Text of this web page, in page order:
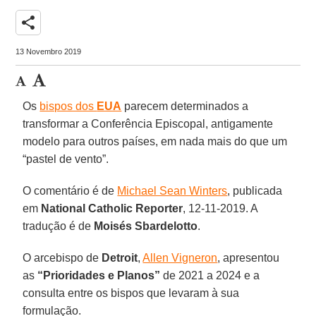
share
13 Novembro 2019
Os bispos dos EUA parecem determinados a
transformar a Conferência Episcopal, antigamente
modelo para outros países, em nada mais do que um
“pastel de vento”.
O comentário é de Michael Sean Winters, publicada
em National Catholic Reporter, 12-11-2019. A
tradução é de Moisés Sbardelotto.
O arcebispo de Detroit,Allen Vigneron, apresentou
as “Prioridades e Planos” de 2021 a 2024 e a
consulta entre os bispos que levaram à sua
formulação.